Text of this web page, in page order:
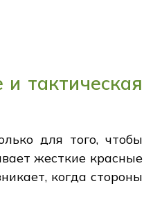
тактическая
для того, чтобы
жесткие красные
когда стороны